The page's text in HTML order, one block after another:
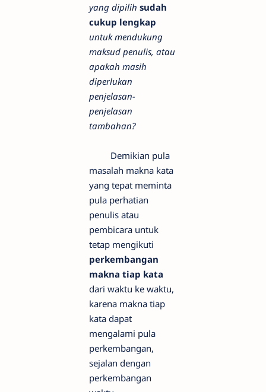
yang dipilih sudah
cukup lengkap
untuk mendukung
maksud penulis, atau
apakah masih
diperlukan
penjelasan-
penjelasan
tambahan?
Demikian pula
masalah makna kata
yang tepat meminta
pula perhatian
penulis atau
pembicara untuk
tetap mengikuti
perkembangan
makna tiap kata
dari waktu ke waktu,
karena makna tiap
kata dapat
mengalami pula
perkembangan,
sejalan dengan
perkembangan